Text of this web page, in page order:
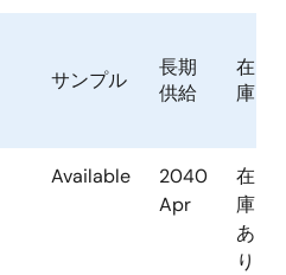
サンプル
長期
供給
在
庫
Available
2040
Apr
在
庫
あ
り